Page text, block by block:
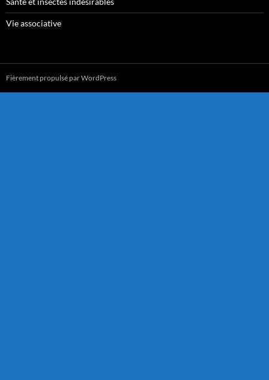
Vie associative
Fièrement propulsé par WordPress